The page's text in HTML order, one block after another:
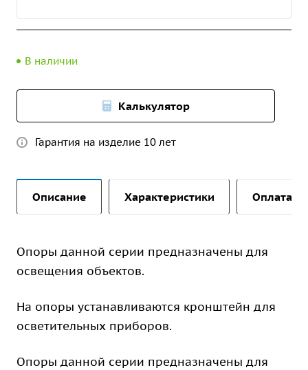
В наличии
Калькулятор
Гарантия на изделие 10 лет
Описание Характеристики Оплата и
Опоры данной серии предназначены для
освещения объектов.
На опоры устанавливаются кронштейн для
осветительных приборов.
Опоры данной серии предназначены для